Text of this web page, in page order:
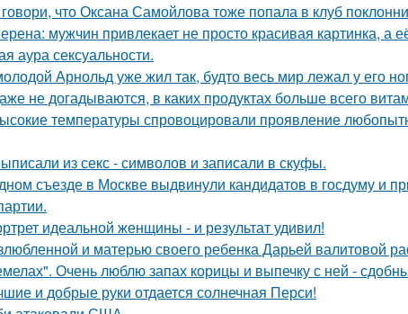
что Оксана Самойлова тоже попала в клуб
мужчин привлекает не просто красивая картинка, а
аура сексуальности.
Арнольд уже жил так, будто весь мир лежал у его
не догадываются, в каких продуктах больше всего
температуры спровоцировали проявление
из секс - символов и записали в скуфы.
съезде в Москве выдвинули кандидатов в госдуму и
идеальной женщины - и результат удивил!
и матерью своего ребенка Дарьей валитовой
Очень люблю запах корицы и выпечку с ней -
и добрые руки отдается солнечная Перси!